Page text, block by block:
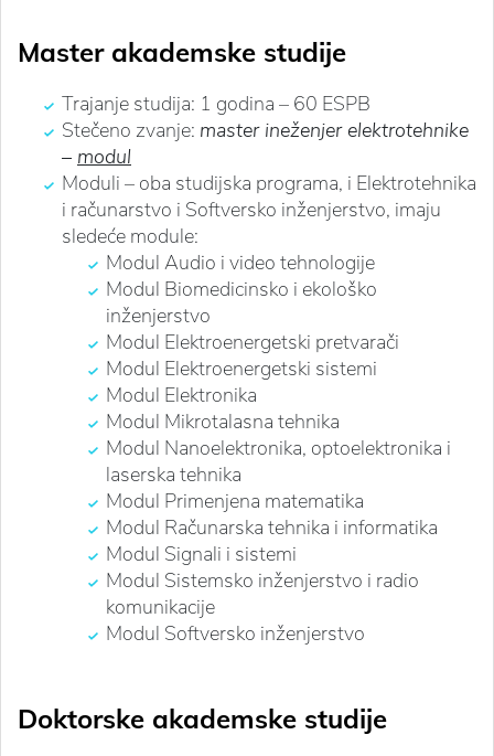
Master akademske studije
Trajanje studija: 1 godina – 60 ESPB
Stečeno zvanje: master ineženjer elektrotehnike
– modul
Moduli – oba studijska programa, i Elektrotehnika
i računarstvo i Softversko inženjerstvo, imaju
sledeće module:
Modul Audio i video tehnologije
Modul Biomedicinsko i ekološko
inženjerstvo
Modul Elektroenergetski pretvarači
Modul Elektroenergetski sistemi
Modul Elektronika
Modul Mikrotalasna tehnika
Modul Nanoelektronika, optoelektronika i
laserska tehnika
Modul Primenjena matematika
Modul Računarska tehnika i informatika
Modul Signali i sistemi
Modul Sistemsko inženjerstvo i radio
komunikacije
Modul Softversko inženjerstvo
Doktorske akademske studije